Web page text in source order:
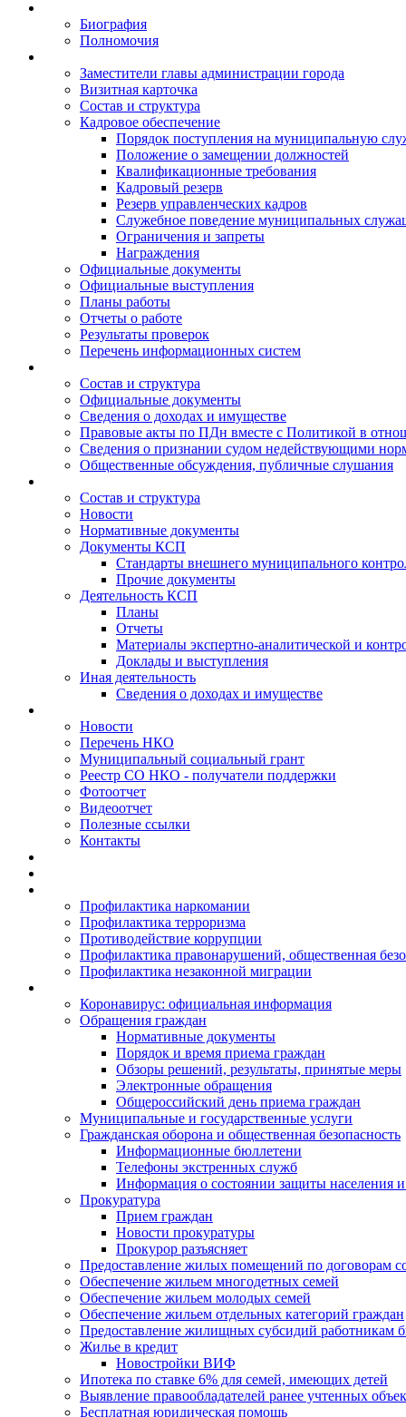
Биография
Полномочия
Заместители главы администрации города
Визитная карточка
Состав и структура
Кадровое обеспечение
Порядок поступления на муниципальную
Положение о замещении должностей
Квалификационные требования
Кадровый резерв
Резерв управленческих кадров
Служебное поведение муниципальных
Ограничения и запреты
Награждения
Официальные документы
Официальные выступления
Планы работы
Отчеты о работе
Результаты проверок
Перечень информационных систем
Состав и структура
Официальные документы
Сведения о доходах и имуществе
Правовые акты по ПДн вместе с Политикой в
Сведения о признании судом недействующими
Общественные обсуждения, публичные слушания
Состав и структура
Новости
Нормативные документы
Документы КСП
Стандарты внешнего муниципального
Прочие документы
Деятельность КСП
Планы
Отчеты
Материалы экспертно-аналитической и
Доклады и выступления
Иная деятельность
Сведения о доходах и имуществе
Новости
Перечень НКО
Муниципальный социальный грант
Реестр СО НКО - получатели поддержки
Фотоотчет
Видеоотчет
Полезные ссылки
Контакты
Профилактика наркомании
Профилактика терроризма
Противодействие коррупции
Профилактика правонарушений, общественная
Профилактика незаконной миграции
Коронавирус: официальная информация
Обращения граждан
Нормативные документы
Порядок и время приема граждан
Обзоры решений, результаты, принятые меры
Электронные обращения
Общероссийский день приема граждан
Муниципальные и государственные услуги
Гражданская оборона и общественная безопасность
Информационные бюллетени
Телефоны экстренных служб
Информация о состоянии защиты населения
Прокуратура
Прием граждан
Новости прокуратуры
Прокурор разъясняет
Предоставление жилых помещений по договорам
Обеспечение жильем многодетных семей
Обеспечение жильем молодых семей
Обеспечение жильем отдельных категорий граждан
Предоставление жилищных субсидий работникам
Жилье в кредит
Новостройки ВИФ
Ипотека по ставке 6% для семей, имеющих детей
Выявление правообладателей ранее учтенных
Бесплатная юридическая помощь